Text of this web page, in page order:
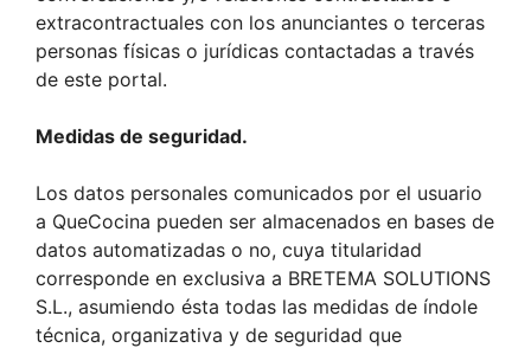
extracontractuales con los anunciantes o terceras
personas físicas o jurídicas contactadas a través
de este portal.
Medidas de seguridad.
Los datos personales comunicados por el usuario
a QueCocina pueden ser almacenados en bases de
datos automatizadas o no, cuya titularidad
corresponde en exclusiva a BRETEMA SOLUTIONS
S.L., asumiendo ésta todas las medidas de índole
técnica, organizativa y de seguridad que